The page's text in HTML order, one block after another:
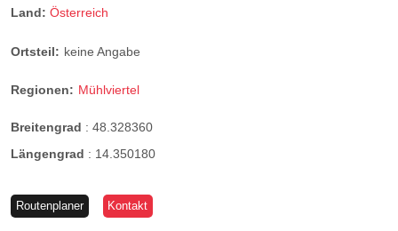
Land: Österreich
Ortsteil: keine Angabe
Regionen: Mühlviertel
Breitengrad : 48.328360
Längengrad : 14.350180
Routenplaner Kontakt